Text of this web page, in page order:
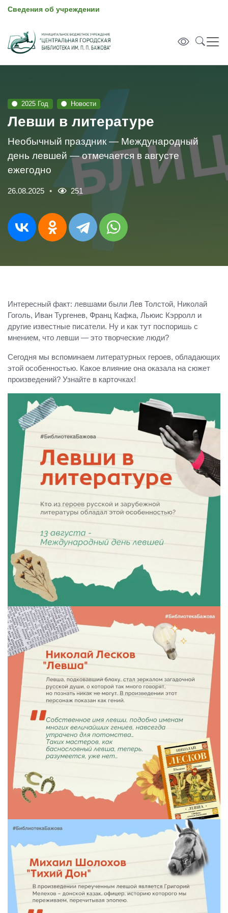
Сведения об учреждении
2025 Год Новости
Левши в литературе
Необычный праздник — Международный
день левшей — отмечается в августе
ежегодно
26.08.2025 251
Интересный факт: левшами были Лев Толстой, Николай
Гоголь, Иван Тургенев, Франц Кафка, Льюис Кэрролл и
другие известные писатели. Ну и как тут поспоришь с
мнением, что левши — это творческие люди?
Сегодня мы вспоминаем литературных героев, обладающих
этой особенностью. Какое влияние она оказала на сюжет
произведений? Узнайте в карточках!